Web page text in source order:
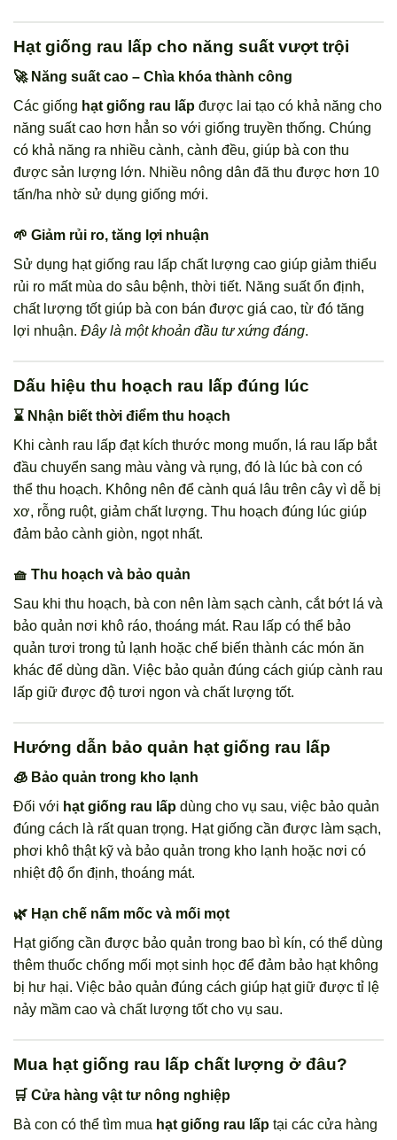
Hạt giống rau lấp cho năng suất vượt trội
🚀 Năng suất cao – Chìa khóa thành công
Các giống hạt giống rau lấp được lai tạo có khả năng cho
năng suất cao hơn hẳn so với giống truyền thống. Chúng
có khả năng ra nhiều cành, cành đều, giúp bà con thu
được sản lượng lớn. Nhiều nông dân đã thu được hơn 10
tấn/ha nhờ sử dụng giống mới.
🌱 Giảm rủi ro, tăng lợi nhuận
Sử dụng hạt giống rau lấp chất lượng cao giúp giảm thiểu
rủi ro mất mùa do sâu bệnh, thời tiết. Năng suất ổn định,
chất lượng tốt giúp bà con bán được giá cao, từ đó tăng
lợi nhuận. Đây là một khoản đầu tư xứng đáng.
Dấu hiệu thu hoạch rau lấp đúng lúc
⌛ Nhận biết thời điểm thu hoạch
Khi cành rau lấp đạt kích thước mong muốn, lá rau lấp bắt
đầu chuyển sang màu vàng và rụng, đó là lúc bà con có
thể thu hoạch. Không nên để cành quá lâu trên cây vì dễ bị
xơ, rỗng ruột, giảm chất lượng. Thu hoạch đúng lúc giúp
đảm bảo cành giòn, ngọt nhất.
🧺 Thu hoạch và bảo quản
Sau khi thu hoạch, bà con nên làm sạch cành, cắt bớt lá và
bảo quản nơi khô ráo, thoáng mát. Rau lấp có thể bảo
quản tươi trong tủ lạnh hoặc chế biến thành các món ăn
khác để dùng dần. Việc bảo quản đúng cách giúp cành rau
lấp giữ được độ tươi ngon và chất lượng tốt.
Hướng dẫn bảo quản hạt giống rau lấp
🧊 Bảo quản trong kho lạnh
Đối với hạt giống rau lấp dùng cho vụ sau, việc bảo quản
đúng cách là rất quan trọng. Hạt giống cần được làm sạch,
phơi khô thật kỹ và bảo quản trong kho lạnh hoặc nơi có
nhiệt độ ổn định, thoáng mát.
🌿 Hạn chế nấm mốc và mối mọt
Hạt giống cần được bảo quản trong bao bì kín, có thể dùng
thêm thuốc chống mối mọt sinh học để đảm bảo hạt không
bị hư hại. Việc bảo quản đúng cách giúp hạt giữ được tỉ lệ
nảy mầm cao và chất lượng tốt cho vụ sau.
Mua hạt giống rau lấp chất lượng ở đâu?
🛒 Cửa hàng vật tư nông nghiệp
Bà con có thể tìm mua hạt giống rau lấp tại các cửa hàng